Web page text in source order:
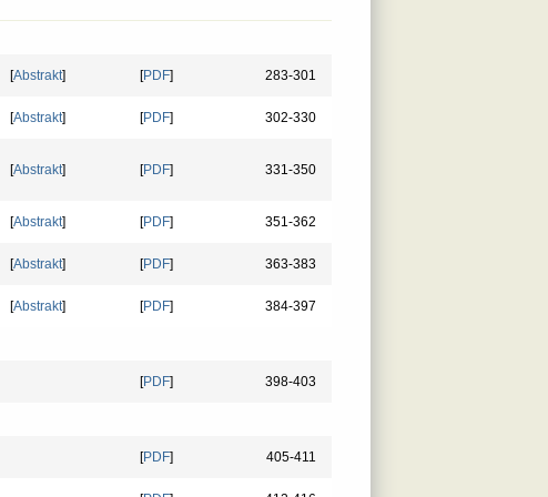
[Abstrakt] [PDF] 283-301
[Abstrakt] [PDF] 302-330
[Abstrakt] [PDF] 331-350
[Abstrakt] [PDF] 351-362
[Abstrakt] [PDF] 363-383
[Abstrakt] [PDF] 384-397
[PDF] 398-403
[PDF] 405-411